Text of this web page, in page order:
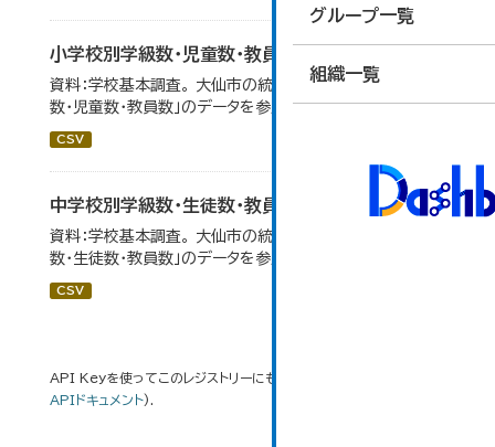
グループ一覧
組織一覧
小学校別学級数・児童数・教員数
資料：学校基本調査。 大仙市の統計「14-4 小学校別学級
数・児童数・教員数」のデータを参照しています。
CSV
中学校別学級数・生徒数・教員数
資料：学校基本調査。 大仙市の統計「14-6 中学校別学級
数・生徒数・教員数」のデータを参照しています。
CSV
API Keyを使ってこのレジストリーにもアクセス可能です
APIドキュメント).